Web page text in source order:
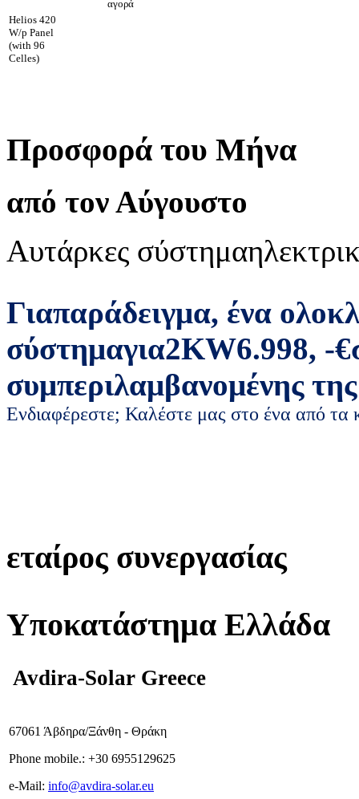
αγορά
Helios 420
W/p Panel
(with 96
Celles)
Προσφορά του Μήνα
από τον Αύγουστο
Αυτάρκες σύστημα
Γιαπαράδειγμα, ένα
σύστημαγια2KW6.998, -€
συμπεριλαμβανομένης
Ενδιαφέρεστε; Καλέστε μας στο ένα από τα
εταίρος συνεργασίας
Υποκατάστημα Ελλάδα
Avdira-Solar Greece
67061 Άβδηρα/Ξάνθη - Θράκη
Phone mobile.: +30 6955129625
e-Mail: info@avdira-solar.eu